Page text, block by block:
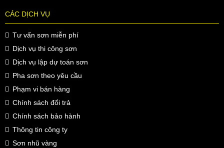
CÁC DỊCH VỤ
Tư vấn sơn miễn phí
Dịch vụ thi công sơn
Dịch vụ lập dự toán sơn
Pha sơn theo yêu cầu
Phạm vi bán hàng
Chính sách đổi trả
Chính sách bảo hành
Thông tin công ty
Sơn nhũ vàng